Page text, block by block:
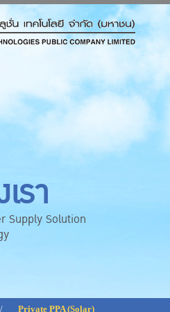
รา
Supply Solution
Private PPA (Solar)